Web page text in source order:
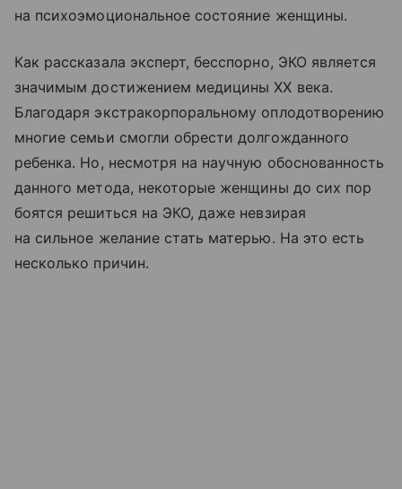
на психоэмоциональное состояние женщины.
Как рассказала эксперт, бесспорно, ЭКО является
значимым достижением медицины XX века.
Благодаря экстракорпоральному оплодотворению
многие семьи смогли обрести долгожданного
ребенка. Но, несмотря на научную обоснованность
данного метода, некоторые женщины до сих пор
боятся решиться на ЭКО, даже невзирая
на сильное желание стать матерью. На это есть
несколько причин.